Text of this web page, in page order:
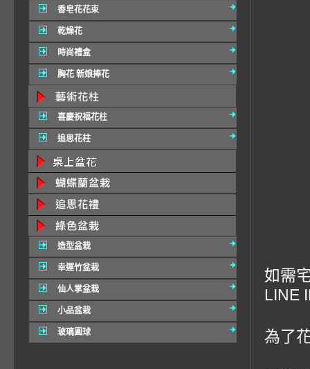
香皂花花束
乾燥花
時尚禮盒
胸花 新娘捧花
喜慶祝福花柱
追思花柱
造型盆栽
幸運竹盆栽
仙人掌盆栽
小品盆栽
玻璃圓球
如需
LINE
為了